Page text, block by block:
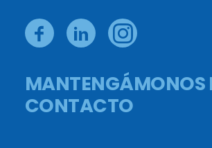
MANTENGÁMONOS
CONTACTO